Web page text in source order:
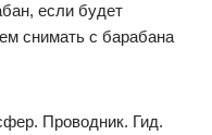
если будет
снимать с барабана
Проводник. Гид.